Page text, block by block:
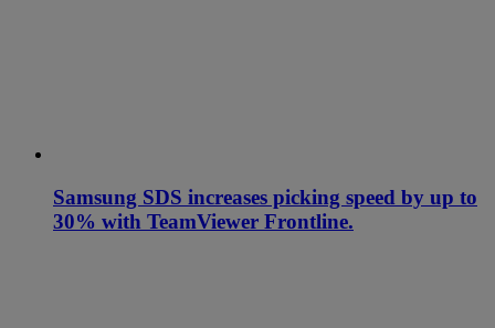
Samsung SDS increases picking speed by up to
30% with TeamViewer Frontline.